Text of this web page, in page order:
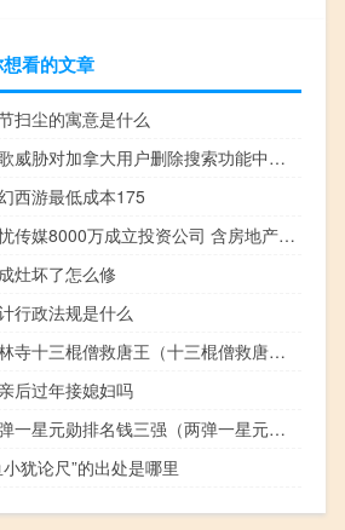
看的文章
扫尘的寓意是什么
谷歌威胁对加拿大用户删除搜索功能中的新闻文章链接
西游最低成本175
无忧传媒8000万成立投资公司 含房地产业务
灶坏了怎么修
行政法规是什么
少林寺十三棍僧救唐王（十三棍僧救唐王）
后过年接媳妇吗
两弹一星元勋排名钱三强（两弹一星元勋排名）
小犹论尺”的出处是哪里